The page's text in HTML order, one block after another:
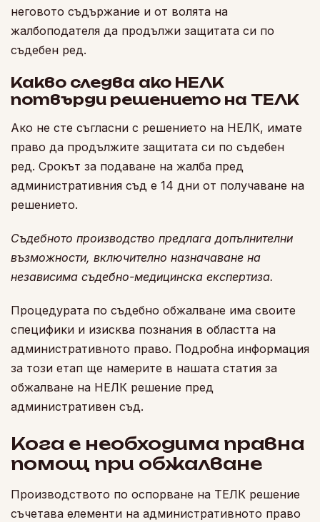
неговото съдържание и от волята на
жалбоподателя да продължи защитата си по
съдебен ред.
Какво следва ако НЕЛК
потвърди решението на ТЕЛК
Ако не сте съгласни с решението на НЕЛК, имате
право да продължите защитата си по съдебен
ред. Срокът за подаване на жалба пред
административния съд е 14 дни от получаване на
решението.
Съдебното производство предлага допълнителни
възможности, включително назначаване на
независима съдебно-медицинска експертиза.
Процедурата по съдебно обжалване има своите
специфики и изисква познания в областта на
административното право. Подробна информация
за този етап ще намерите в нашата статия за
обжалване на НЕЛК решение пред
административен съд.
Кога е необходима правна
помощ при обжалване
Производството по оспорване на ТЕЛК решение
съчетава елементи на административното право